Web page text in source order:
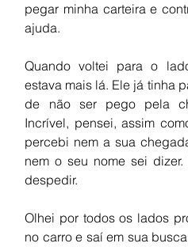
pegar minha carteira e
ajuda.
Quando voltei para o
estava mais lá. Ele já tinha
de não ser pego pela
Incrível, pensei, assim
percebi nem a sua
nem o seu nome sei
despedir.
Olhei por todos os lados
no carro e saí em sua